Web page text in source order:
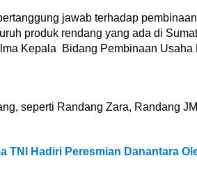
jawab terhadap
produk rendang yang ada di
Kepala Bidang Pembinaan
seperti Randang Zara, Randang
TNI Hadiri Peresmian Danantara